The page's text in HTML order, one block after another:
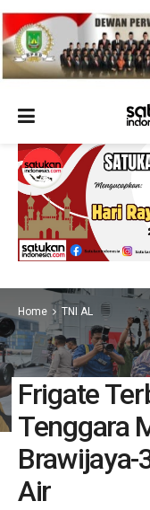
Home TNI AL
Frigate
Tenggara
Brawijaya-
Air